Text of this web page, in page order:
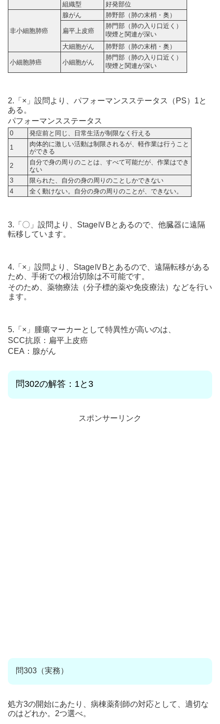
組織型 好発部位
非小細胞肺癌
腺がん 肺野部（肺の末梢・奥）
扁平上皮癌
肺門部（肺の入り口近く）
喫煙と関連が深い
大細胞がん
肺野部（肺の末梢・奥）
小細胞肺癌 小細胞がん
肺門部（肺の入り口近く）
喫煙と関連が深い
2.「×」設問より、パフォーマンスステータス（PS）1と
ある。
パフォーマンスステータス
0
発症前と同じ、日常生活が制限なく行える
1
肉体的に激しい活動は制限されるが、軽作業は行うこと
ができる
2
自分で身の周りのことは、すべて可能だが、作業はでき
ない
3
限られた、自分の身の周りのことしかできない
4
全く動けない。自分の身の周りのことが、できない。
3.「〇」設問より、StageⅣBとあるので、他臓器に遠隔
転移しています。
4.「×」設問より、StageⅣBとあるので、遠隔転移がある
ため、手術での根治切除は不可能です。
そのため、薬物療法（分子標的薬や免疫療法）などを行い
ます。
5.「×」腫瘍マーカーとして特異性が高いのは、
SCC抗原：扁平上皮癌
CEA：腺がん
問302の解答：1と3
スポンサーリンク
問303（実務）
処方3の開始にあたり、病棟薬剤師の対応として、適切な
のはどれか。2つ選べ。